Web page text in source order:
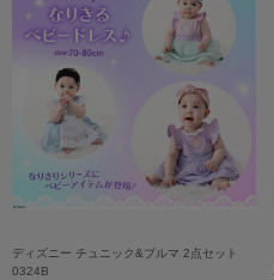
ディズニー チュニック&ブルマ 2点セット
0324B